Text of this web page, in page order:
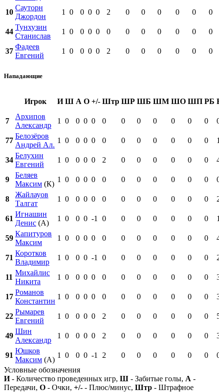
10
Сауторн
Джордон
1 0 0 0 0 2 0 0 0 0 0 0
44
Тунхузин
Станислав
1 0 0 0 0 0 0 0 0 0 0 0
37
Фадеев
Евгений
1 0 0 0 0 2 0 0 0 0 0 0
Нападающие
Игрок И Ш А О +/- Штр ШР ШБ ШМ ШО ШП РБ
7
Архипов
Александр
1 0 0 0 0 0 0 0 0 0 0 0
77
Белозёров
Андрей Ал.
1 0 0 0 0 0 0 0 0 0 0 0
34
Белухин
Евгений
1 0 0 0 0 2 0 0 0 0 0 0
9
Беляев
Максим (К)
1 0 0 0 0 0 0 0 0 0 0 0
8
Жайлауов
Талгат
1 0 0 0 0 0 0 0 0 0 0 0
61
Игнашин
Денис (А)
1 0 0 0 -1 0 0 0 0 0 0 0
59
Капитуров
Максим
1 0 0 0 0 0 0 0 0 0 0 0
71
Коротков
Владимир
1 0 0 0 -1 0 0 0 0 0 0 0
11
Михайлис
Никита
1 0 0 0 0 0 0 0 0 0 0 0
17
Романов
Константин
1 0 0 0 0 0 0 0 0 0 0 0
22
Рымарев
Евгений
1 0 0 0 0 2 0 0 0 0 0 0
49
Шин
Александр
1 0 0 0 0 2 0 0 0 0 0 0
91
Юшков
Максим (А)
1 0 0 0 -1 2 0 0 0 0 0 0
Условные обозначения
И- Количество проведенных игр, Ш - Забитые голы, А -
Передачи, О - Очки, +/- - Плюс/минус, Штр - Штрафное